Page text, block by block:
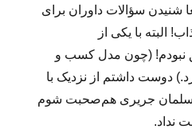
شنیدن سؤالات داوران برای
البته با یکی از
نبودم! (چون مدل کسب و
دوست داشتم از نزدیک با
سلمان جریری هم‌صحبت شوم
نداد.